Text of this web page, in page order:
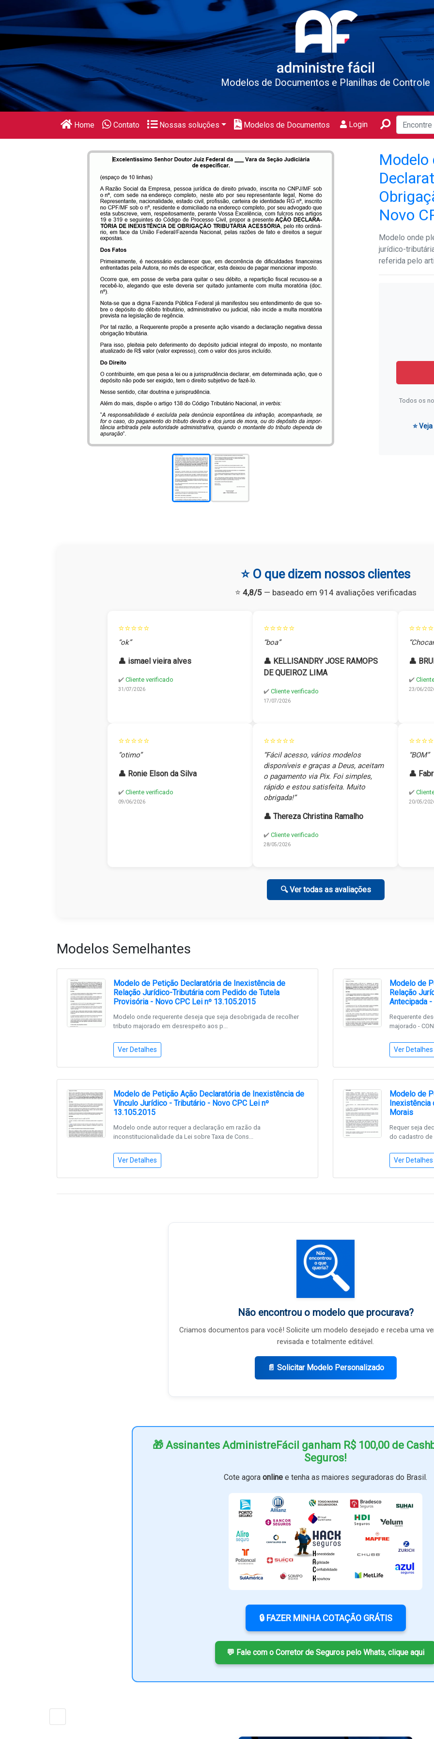
Modelos de Documentos e Planilhas de Controle
Home Contato Nossas soluções Modelos de Documentos Login
Modelo
Novo
Modelo onde
jurídico-
referida pelo
Todos os
⭐
⭐ O que dizem nossos clientes
⭐ 4,8/5— baseado em 914 avaliações verificadas
⭐⭐⭐⭐⭐
“ok”
👤 ismael vieira alves
✔️ Cliente verificado
31/07/2026
⭐⭐⭐⭐⭐
“boa”
👤 KELLISANDRY JOSE RAMOPS
DE QUEIROZ LIMA
✔️ Cliente verificado
17/07/2026
👤
✔️
23/06/
⭐⭐⭐⭐⭐
“otimo”
👤 Ronie Elson da Silva
✔️ Cliente verificado
09/06/2026
⭐⭐⭐⭐⭐
“Fácil acesso, vários modelos
disponíveis e graças a Deus, aceitam
o pagamento via Pix. Foi simples,
rápido e estou satisfeita. Muito
obrigada!”
👤 Thereza Christina Ramalho
✔️ Cliente verificado
28/05/2026
“BOM”
👤
✔️
20/05/
🔍 Ver todas as avaliações
Modelos Semelhantes
Modelo de Petição Declaratória de Inexistência de
Relação Jurídico-Tributária com Pedido de Tutela
Provisória - Novo CPC Lei nº 13.105.2015
Modelo onde requerente deseja que seja desobrigada de recolher
tributo majorado em desrespeito aos p...
Ver Detalhes
Modelo de
Relação
Antecipada
Requerente
majorado -
Ver Detalhes
Modelo de Petição Ação Declaratória de Inexistência de
Vínculo Jurídico - Tributário - Novo CPC Lei nº
13.105.2015
Modelo onde autor requer a declaração em razão da
inconstitucionalidade da Lei sobre Taxa de Cons...
Ver Detalhes
Modelo de
Inexistência
Morais
Requer seja
do cadastro de
Ver Detalhes
Não encontrou o modelo que procurava?
Criamos documentos para você! Solicite um modelo desejado e receba uma
revisada e totalmente editável.
📄 Solicitar Modelo Personalizado
🎁 Assinantes AdministreFácil ganham R$ 100,00 de
Seguros!
Cote agora online e tenha as maiores seguradoras do Brasil.
🔒 FAZER MINHA COTAÇÃO GRÁTIS
💬 Fale com o Corretor de Seguros pelo Whats, clique aqui